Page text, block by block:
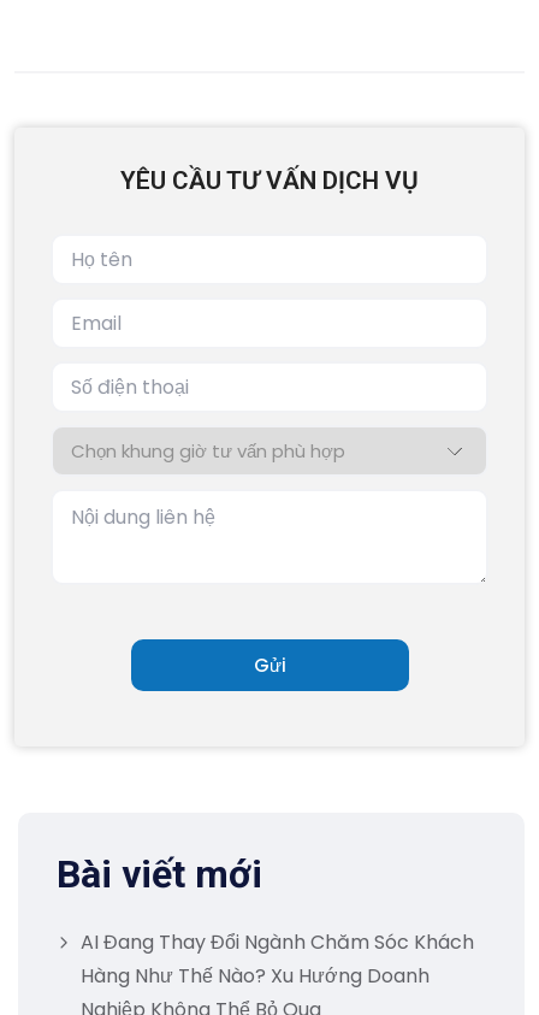
YÊU CẦU TƯ VẤN DỊCH VỤ
Bài viết mới
AI Đang Thay Đổi Ngành Chăm Sóc Khách
Hàng Như Thế Nào? Xu Hướng Doanh